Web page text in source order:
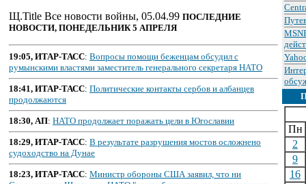
Щ.Title Все новости войны, 05.04.99 ПОСЛЕДНИЕ
НОВОСТИ, ПОНЕДЕЛЬНИК 5 АПРЕЛЯ
19:05, ИТАР-ТАСС: Вопросы помощи беженцам обсудил с
румынскими властями заместитель генерального секретаря НАТО
18:41, ИТАР-ТАСС: Политические контакты сербов и албанцев
продолжаются
18:30, АП: НАТО продолжает поражать цели в Югославии
18:29, ИТАР-ТАСС: В результате разрушения мостов осложнено
судоходство на Дунае
18:23, ИТАР-ТАСС: Министр обороны США заявил, что ни
Пн
2
9
16